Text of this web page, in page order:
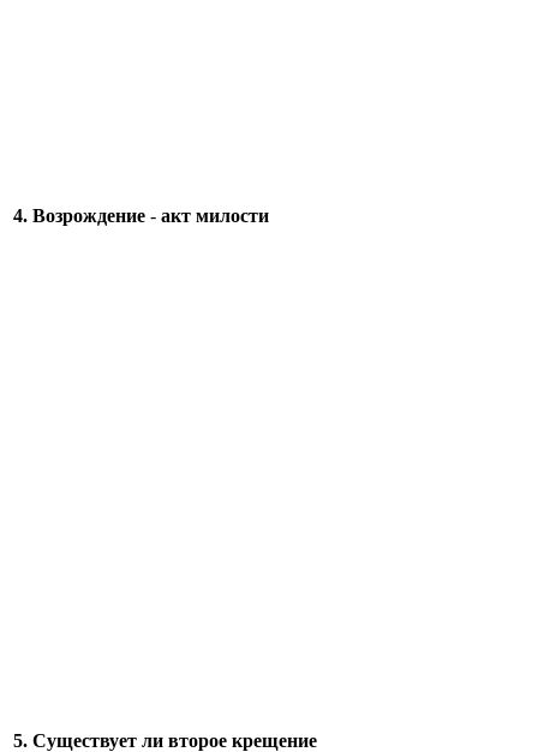
4. Возрождение - акт милости
5. Существует ли второе крещение